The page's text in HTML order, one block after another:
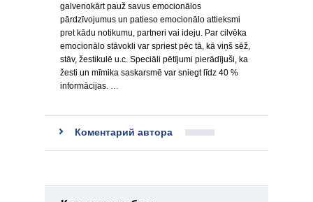
galvenokārt pauž savus emocionālos
pārdzīvojumus un patieso emocionālo attieksmi
pret kādu notikumu, partneri vai ideju. Par cilvēka
emocionālo stāvokli var spriest pēc tā, kā viņš sēž,
stāv, žestikulē u.c. Speciāli pētījumi pierādījuši, ka
žesti un mīmika saskarsmē var sniegt līdz 40 %
informācijas. …
Коментарий автора